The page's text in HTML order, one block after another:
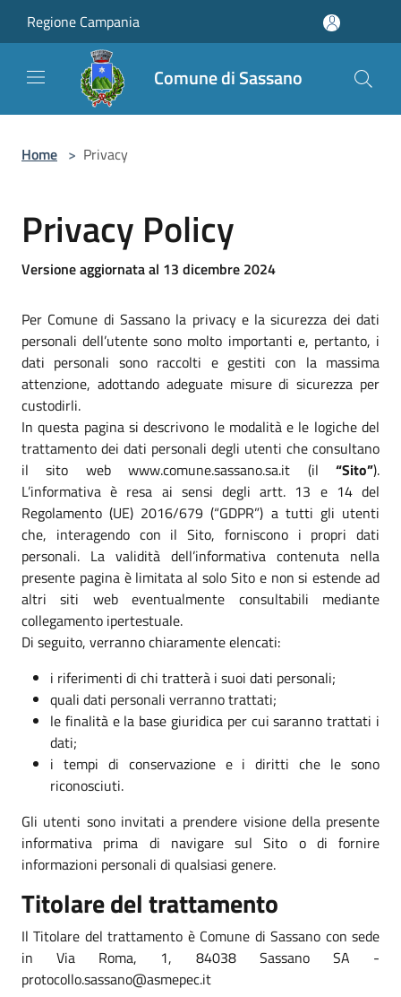
Regione Campania
Comune di Sassano
Home > Privacy
Privacy Policy
Versione aggiornata al 13 dicembre 2024
Per Comune di Sassano la privacy e la sicurezza dei dati
personali dell’utente sono molto importanti e, pertanto, i
dati personali sono raccolti e gestiti con la massima
attenzione, adottando adeguate misure di sicurezza per
custodirli.
In questa pagina si descrivono le modalità e le logiche del
trattamento dei dati personali degli utenti che consultano
il sito web www.comune.sassano.sa.it (il “Sito”).
L’informativa è resa ai sensi degli artt. 13 e 14 del
Regolamento (UE) 2016/679 (“GDPR”) a tutti gli utenti
che, interagendo con il Sito, forniscono i propri dati
personali. La validità dell’informativa contenuta nella
presente pagina è limitata al solo Sito e non si estende ad
altri siti web eventualmente consultabili mediante
collegamento ipertestuale.
Di seguito, verranno chiaramente elencati:
i riferimenti di chi tratterà i suoi dati personali;
quali dati personali verranno trattati;
le finalità e la base giuridica per cui saranno trattati i
dati;
i tempi di conservazione e i diritti che le sono
riconosciuti.
Gli utenti sono invitati a prendere visione della presente
informativa prima di navigare sul Sito o di fornire
informazioni personali di qualsiasi genere.
Titolare del trattamento
Il Titolare del trattamento è Comune di Sassano con sede
in Via Roma, 1, 84038 Sassano SA -
protocollo.sassano@asmepec.it